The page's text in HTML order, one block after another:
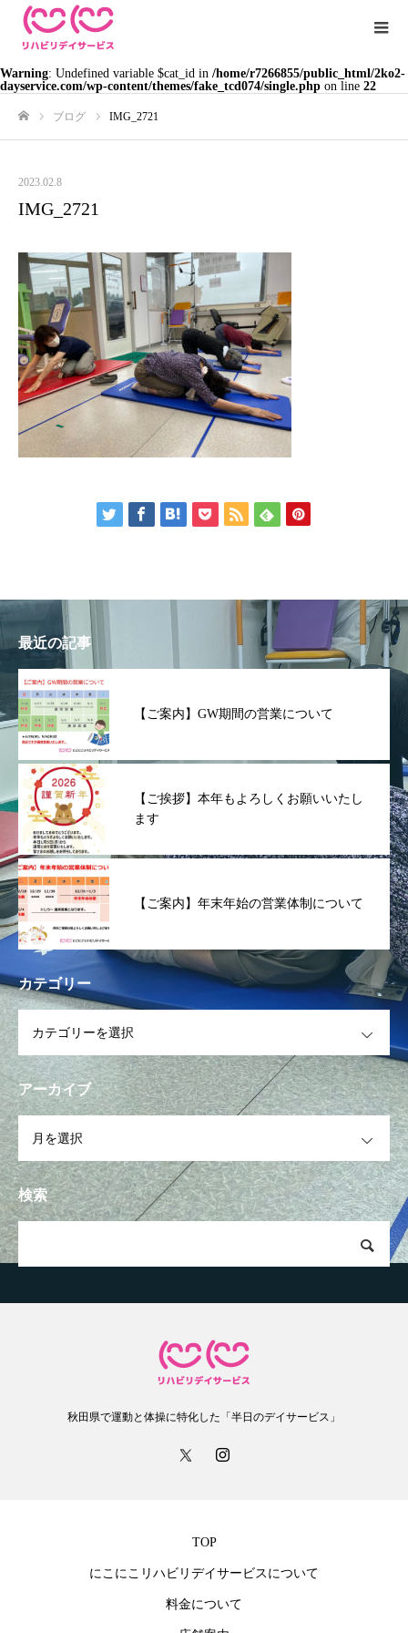
Warning: Undefined variable $cat_id in /home/r7266855/public_html/2ko2-
dayservice.com/wp-content/themes/fake_tcd074/single.php on line 22
ブログ IMG_2721
2023.02.8
IMG_2721
最近の記事
【ご案内】GW期間の営業について
【ご挨拶】本年もよろしくお願いいたし
ます
【ご案内】年末年始の営業体制について
カテゴリー
アーカイブ
検索
秋田県で運動と体操に特化した「半日のデイサービス」
TOP
にこにこリハビリデイサービスについて
料金について